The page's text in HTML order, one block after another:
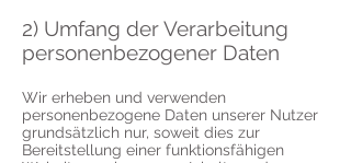
2) Umfang der Verarbeitung
personenbezogener Daten
Wir erheben und verwenden
personenbezogene Daten unserer Nutzer
grundsätzlich nur, soweit dies zur
Bereitstellung einer funktionsfähigen